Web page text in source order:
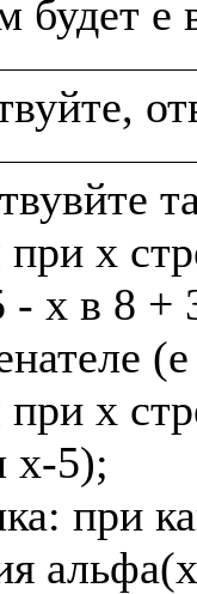
при х
- х в 8 +
при х
х-5);
при